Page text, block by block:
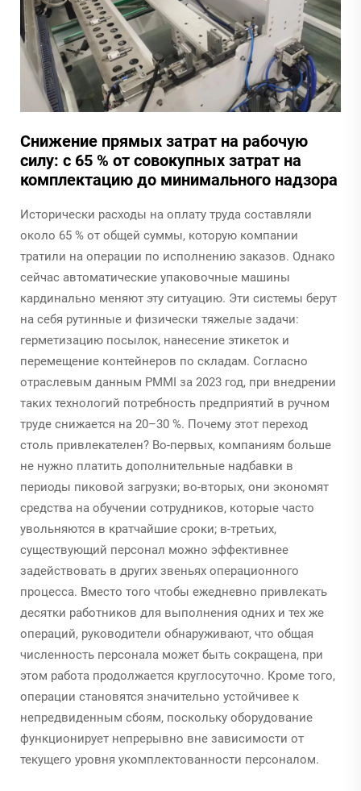
Снижение прямых затрат на рабочую
силу: с 65 % от совокупных затрат на
комплектацию до минимального надзора
Исторически расходы на оплату труда составляли
около 65 % от общей суммы, которую компании
тратили на операции по исполнению заказов. Однако
сейчас автоматические упаковочные машины
кардинально меняют эту ситуацию. Эти системы берут
на себя рутинные и физически тяжелые задачи:
герметизацию посылок, нанесение этикеток и
перемещение контейнеров по складам. Согласно
отраслевым данным PMMI за 2023 год, при внедрении
таких технологий потребность предприятий в ручном
труде снижается на 20–30 %. Почему этот переход
столь привлекателен? Во-первых, компаниям больше
не нужно платить дополнительные надбавки в
периоды пиковой загрузки; во-вторых, они экономят
средства на обучении сотрудников, которые часто
увольняются в кратчайшие сроки; в-третьих,
существующий персонал можно эффективнее
задействовать в других звеньях операционного
процесса. Вместо того чтобы ежедневно привлекать
десятки работников для выполнения одних и тех же
операций, руководители обнаруживают, что общая
численность персонала может быть сокращена, при
этом работа продолжается круглосуточно. Кроме того,
операции становятся значительно устойчивее к
непредвиденным сбоям, поскольку оборудование
функционирует непрерывно вне зависимости от
текущего уровня укомплектованности персоналом.